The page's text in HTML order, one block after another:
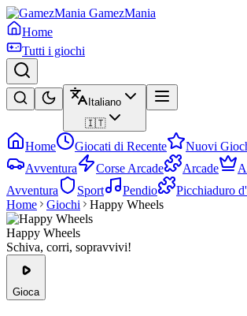
GamezMania
Home
Tutti i giochi
Italiano
🇮🇹
Home Giocati di Recente Nuovi
Avventura
Corse Arcade Arcade
Avventura
Sport Pendio Picchiaduro
Home
Giochi Happy Wheels
Happy Wheels
Schiva, corri, sopravvivi!
Gioca